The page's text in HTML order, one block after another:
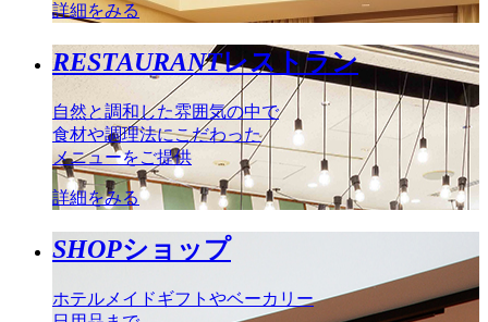
詳細をみる
RESTAURANTレストラン
自然と調和した雰囲気の中で
食材や調理法にこだわった
メニューをご提供
詳細をみる
SHOPショップ
ホテルメイドギフトやベーカリー